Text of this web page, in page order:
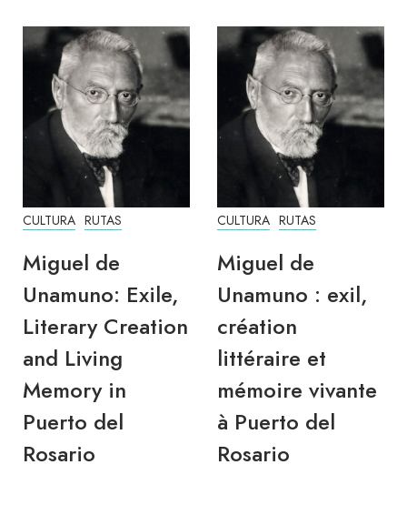
CULTURA RUTAS
Miguel de
Unamuno: Exile,
Literary Creation
and Living
Memory in
Puerto del
Rosario
CULTURA RUTAS
Miguel de
Unamuno : exil,
création
littéraire et
mémoire vivante
à Puerto del
Rosario